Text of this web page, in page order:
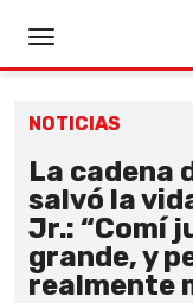
NOTICIAS
La cadena
salvó la
Jr.: “Comí
grande, y
realmente